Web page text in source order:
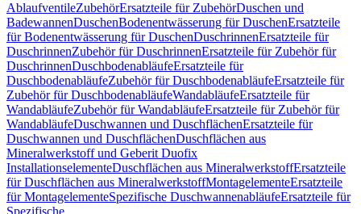
AblaufventileZubehörErsatzteile für ZubehörDuschen und
BadewannenDuschenBodenentwässerung für DuschenErsatzteile
für Bodenentwässerung für DuschenDuschrinnenErsatzteile für
DuschrinnenZubehör für DuschrinnenErsatzteile für Zubehör für
DuschrinnenDuschbodenabläufeErsatzteile für
DuschbodenabläufeZubehör für DuschbodenabläufeErsatzteile für
Zubehör für DuschbodenabläufeWandabläufeErsatzteile für
WandabläufeZubehör für WandabläufeErsatzteile für Zubehör für
WandabläufeDuschwannen und DuschflächenErsatzteile für
Duschwannen und DuschflächenDuschflächen aus
Mineralwerkstoff und Geberit Duofix
InstallationselementeDuschflächen aus MineralwerkstoffErsatzteile
für Duschflächen aus MineralwerkstoffMontagelementeErsatzteile
für MontagelementeSpezifische DuschwannenabläufeErsatzteile für
Spezifische